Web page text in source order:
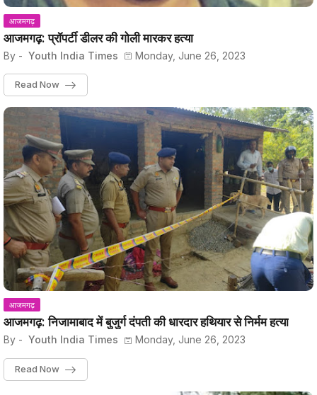
आजमगढ़
आजमगढ़: प्रॉपर्टी डीलर की गोली मारकर हत्या
By - Youth India Times Monday, June 26, 2023
Read Now
आजमगढ़
आजमगढ़: निजामाबाद में बुजुर्ग दंपती की धारदार हथियार से निर्मम हत्या
By - Youth India Times Monday, June 26, 2023
Read Now